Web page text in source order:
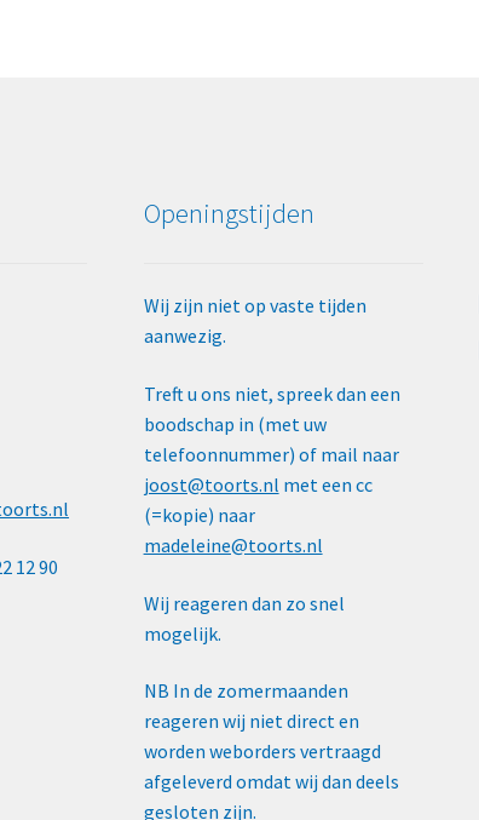
12 90
Openingstijden
Wij zijn niet op vaste tijden
aanwezig.
Treft u ons niet, spreek dan een
boodschap in (met uw
telefoonnummer) of mail naar
joost@toorts.nl met een cc
(=kopie) naar
madeleine@toorts.nl
Wij reageren dan zo snel
mogelijk.
NB In de zomermaanden
reageren wij niet direct en
worden weborders vertraagd
afgeleverd omdat wij dan deels
gesloten zijn.